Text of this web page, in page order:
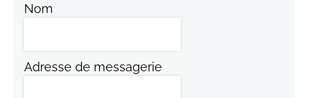
Nom
Adresse de messagerie